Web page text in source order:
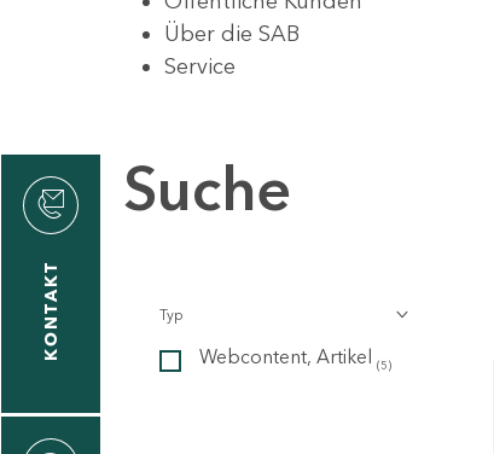
Über die SAB
Service
KONTAKT
Suche
Typ
Webcontent, Artikel (5)